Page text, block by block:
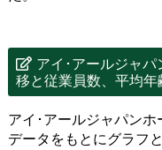
アイ･アールジャ
移と従業員数、平均年
アイ･アールジャパン
データをもとにグラフ